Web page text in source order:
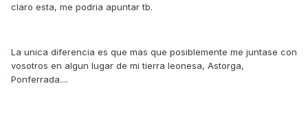
claro esta, me podria apuntar tb.
La unica diferencia es que mas que posiblemente me juntase con
vosotros en algun lugar de mi tierra leonesa, Astorga,
Ponferrada....